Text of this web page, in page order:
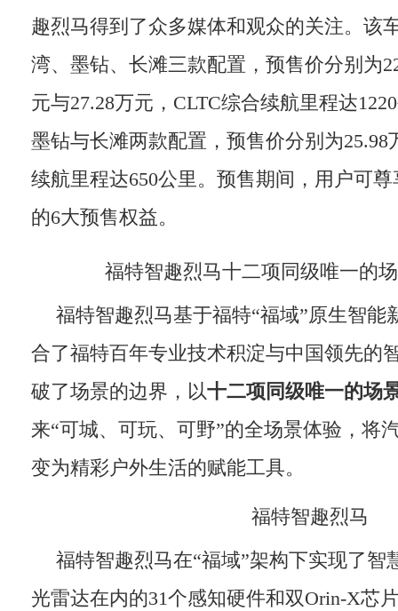
趣烈马得到了众多媒体和观众的关注。该
湾、墨钻、长滩三款配置，预售价分别为
元与27.28万元，CLTC综合续航里程达
墨钻与长滩两款配置，预售价分别为25.98
续航里程达650公里。预售期间，用户可
的6大预售权益。
福特智趣烈马十二项同级唯一的
福特智趣烈马基于福特“福域”原生智能
合了福特百年专业技术积淀与中国领先的
破了场景的边界，以十二项同级唯一的场
来“可城、可玩、可野”的全场景体验，将
变为精彩户外生活的赋能工具。
福特智趣烈马
福特智趣烈马在“福域”架构下实现了智
光雷达在内的31个感知硬件和双Orin-X芯